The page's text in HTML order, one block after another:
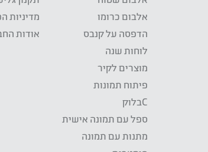
אלבום כרומו
הדפסה על קנבס
לוחות שנה
מוצרים לקיר
פיתוח תמונות
Cבלוק
ספל עם תמונה אישית
מתנות עם תמונה
מדיניות
אודות